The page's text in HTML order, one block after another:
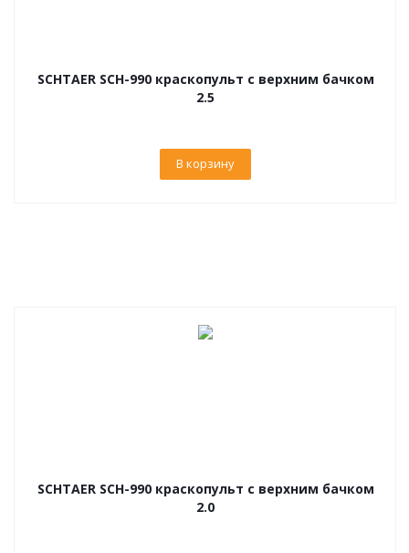
SCHTAER SCH-990 краскопульт с верхним бачком
2.5
В корзину
SCHTAER SCH-990 краскопульт с верхним бачком
2.0